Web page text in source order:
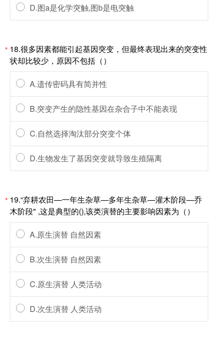
D.图a是化学突触,图b是电突触
* 18.很多因素都能引起基因突变，但最终表现出来的突变性
状却比较少，原因不包括（）
A.遗传密码具有简并性
B.突变产生的隐性基因在杂合子中不能表现
C.自然选择淘汰部分突变个体
D.生物发生了基因突变就导致生殖隔离
* 19.“弃耕农田—一年生杂草—多年生杂草—灌木阶段—乔
木阶段" ,这是典型的(),该类演替的主要影响因素为（）
A.原生演替 自然因素
B.次生演替 自然因素
C.原生演替 人类活动
D.次生演替 人类活动